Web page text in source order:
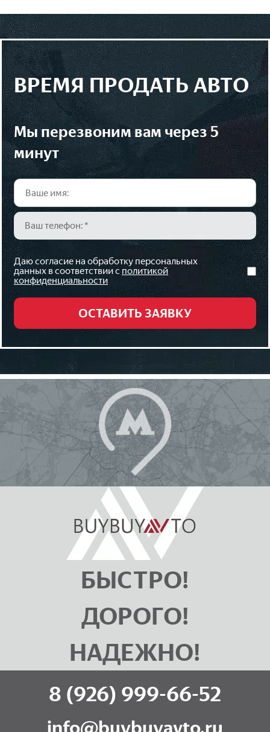
ВРЕМЯ ПРОДАТЬ АВТО
мы перезвоним вам через 5
минут
Даю согласие на обработку персональных
данных в соответствии с политикой
конфиденциальности
БЫСТРО!
ДОРОГО!
НАДЕЖНО!
8 (926) 999-66-52
info@buybuyavto.ru